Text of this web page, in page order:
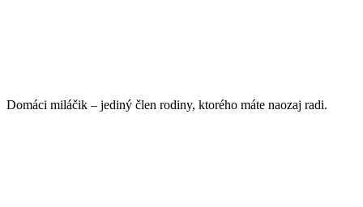
Domáci miláčik – jediný člen rodiny, ktorého máte naozaj radi.